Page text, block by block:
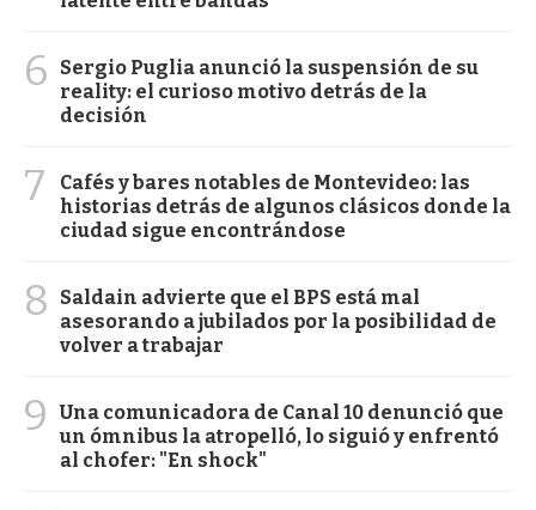
6
Sergio Puglia anunció la suspensión de su
reality: el curioso motivo detrás de la
decisión
7
Cafés y bares notables de Montevideo: las
historias detrás de algunos clásicos donde la
ciudad sigue encontrándose
8
Saldain advierte que el BPS está mal
asesorando a jubilados por la posibilidad de
volver a trabajar
9
Una comunicadora de Canal 10 denunció que
un ómnibus la atropelló, lo siguió y enfrentó
al chofer: "En shock"